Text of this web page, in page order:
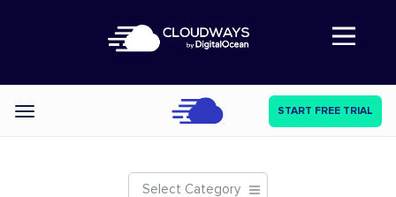
Abre a navegação
Categories START FREE TRIAL
Select Category